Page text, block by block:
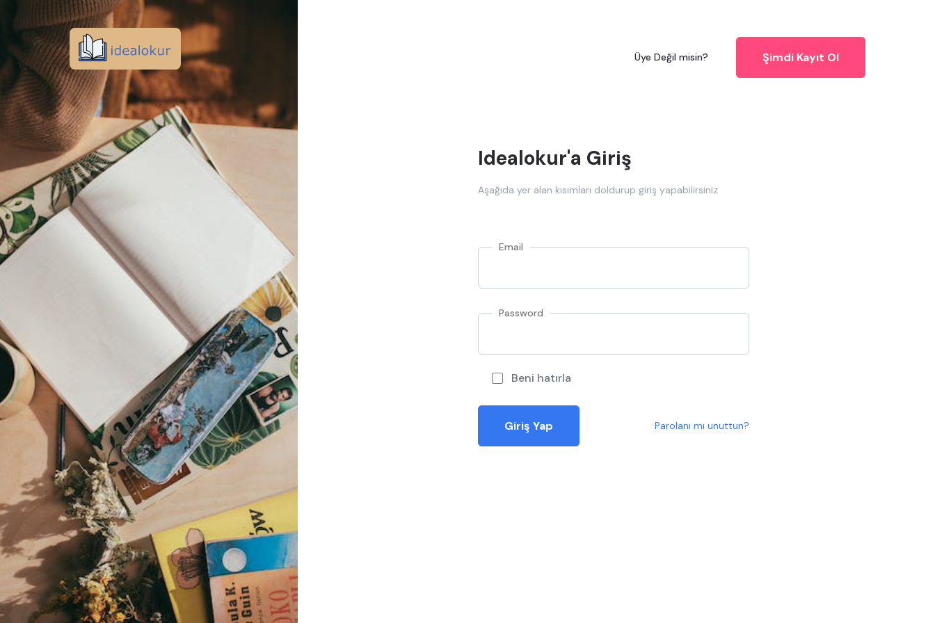
Üye Değil misin? Şimdi Kayıt Ol
Idealokur'a Giriş
Aşağıda yer alan kısımları doldurup giriş yapabilirsiniz
Email
Password
Beni hatırla
Giriş Yap Parolanı mı unuttun?